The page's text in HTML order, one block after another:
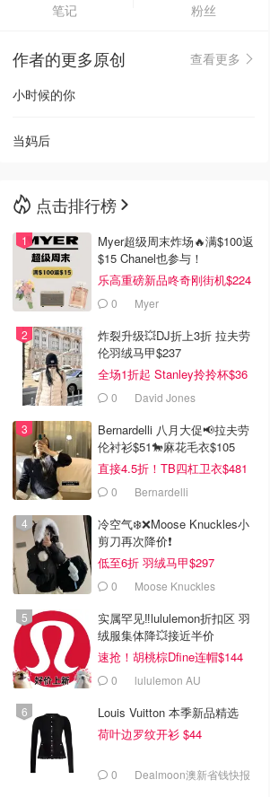
🇦🇺
🇳🇿新西兰
笔记 粉丝
作者的更多原创
查看更多
小时候的你
当妈后
点击排行榜
Myer超级周末炸场🔥满$100返
$15 Chanel也参与！
乐高重磅新品咚奇刚街机$224
0 Myer
炸裂升级💥DJ折上3折 拉夫劳
伦羽绒马甲$237
全场1折起 Stanley拎拎杯$36
0 David Jones
Bernardelli 八月大促📢拉夫劳
伦衬衫$51🐎麻花毛衣$105
直接4.5折！TB四杠卫衣$481
0 Bernardelli
冷空气❄️❌️Moose Knuckles小
剪刀再次降价❗️
低至6折 羽绒马甲$297
0 Moose Knuckles
实属罕见‼️lululemon折扣区 羽
绒服集体降💥接近半价
速抢！胡桃棕Dfine连帽$144
0 lululemon AU
Louis Vuitton 本季新品精选
荷叶边罗纹开衫 $44
0 Dealmoon澳新省钱快报